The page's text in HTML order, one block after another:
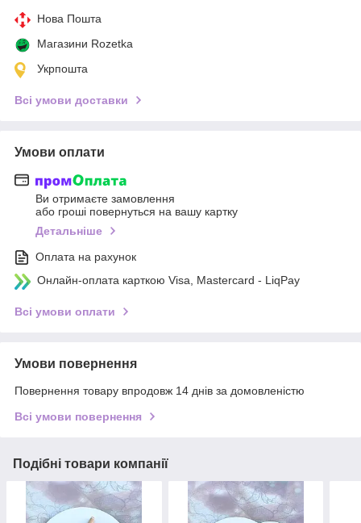
Нова Пошта
Магазини Rozetka
Укрпошта
Всі умови доставки
Умови оплати
Ви отримаєте замовлення
або гроші повернуться на вашу картку
Детальніше
Оплата на рахунок
Онлайн-оплата карткою Visa, Mastercard - LiqPay
Всі умови оплати
Умови повернення
Повернення товару впродовж 14 днів за домовленістю
Всі умови повернення
Подібні товари компанії